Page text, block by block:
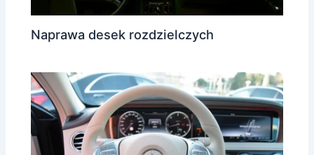
Naprawa desek rozdzielczych